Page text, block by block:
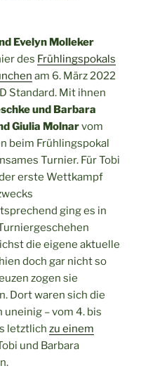
Evelyn Molleker
des Frühlingspokals
am 6. März 2022
Standard. Mit ihnen
und Barbara
Giulia Molnarvom
beim Frühlingspokal
Turnier. Für Tobi
erste Wettkampf
ging es in
die eigene aktuelle
doch gar nicht so
zogen sie
Dort waren sich die
– vom 4. bis
letztlich zu einem
und Barbara